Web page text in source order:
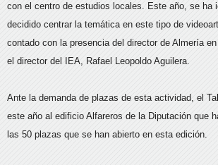
con el centro de estudios locales. Este año, se ha
decidido centrar la temática en este tipo de
contado con la presencia del director de Almería
el director del IEA, Rafael Leopoldo Aguilera.
Ante la demanda de plazas de esta actividad, el
este año al edificio Alfareros de la Diputación que
las 50 plazas que se han abierto en esta edición.